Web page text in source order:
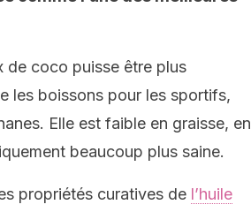
de coco puisse être plus
les boissons pour les sportifs,
Elle est faible en graisse, en
beaucoup plus saine.
propriétés curatives de l’huile